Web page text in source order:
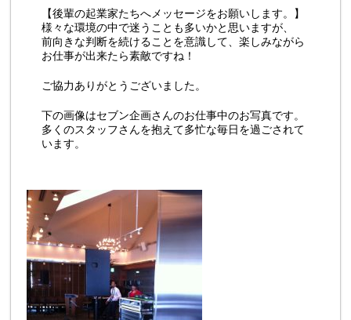
【後輩の起業家たちへメッセージをお願いします。】
様々な環境の中で迷うことも多いかと思いますが、
前向きな判断を続けることを意識して、楽しみながら
お仕事が出来たら素敵ですね！
ご協力ありがとうございました。
下の画像はセブン企画さんのお仕事中のお写真です。
多くのスタッフさんを抱えて多忙な毎日を過ごされて
います。